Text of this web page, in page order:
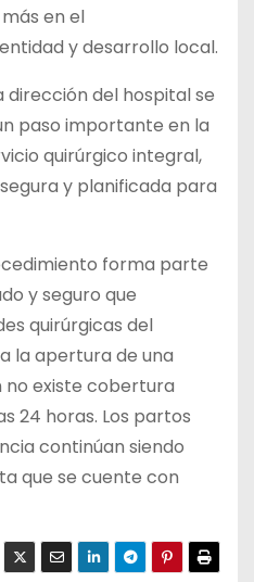
en el
y desarrollo local.
del hospital se
paso importante en la
quirúrgico integral,
y planificada para
forma parte
y seguro que
quirúrgicas del
la apertura de una
no existe cobertura
24 horas. Los partos
continúan siendo
que se cuente con